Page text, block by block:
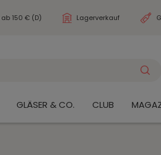
ab 150 € (D) Lagerverkauf
GLÄSER & CO. CLUB